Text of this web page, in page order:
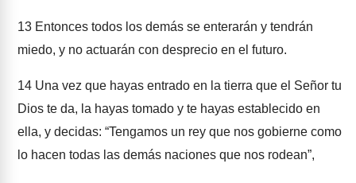
13 Entonces todos los demás se enterarán y tendrán
miedo, y no actuarán con desprecio en el futuro.
14 Una vez que hayas entrado en la tierra que el Señor tu
Dios te da, la hayas tomado y te hayas establecido en
ella, y decidas: “Tengamos un rey que nos gobierne como
lo hacen todas las demás naciones que nos rodean”,